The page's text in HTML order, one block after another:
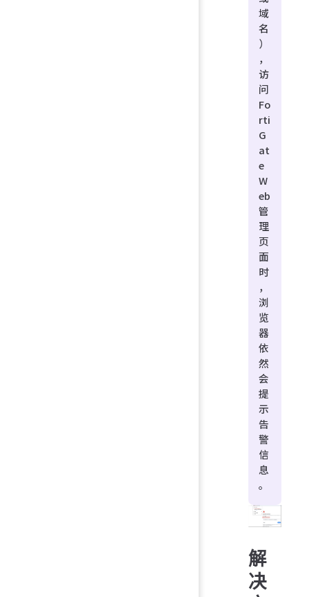
域
名
）
，
访
问
Fo
rti
G
at
e
W
eb
管
理
页
面
时
，
浏
览
器
依
然
会
提
示
告
警
信
息
。
解
决